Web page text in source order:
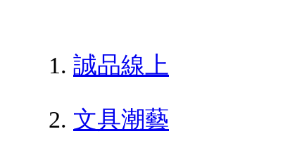
誠品線上
文具潮藝